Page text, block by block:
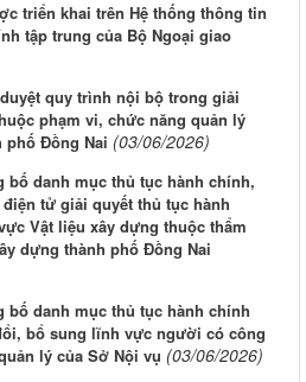
triển khai trên Hệ thống thông tin
tập trung của Bộ Ngoại giao
quy trình nội bộ trong giải
phạm vi, chức năng quản lý
phố Đồng Nai (03/06/2026)
bố danh mục thủ tục hành chính,
tử giải quyết thủ tục hành
Vật liệu xây dựng thuộc thẩm
dựng thành phố Đồng Nai
bố danh mục thủ tục hành chính
bổ sung lĩnh vực người có công
lý của Sở Nội vụ (03/06/2026)